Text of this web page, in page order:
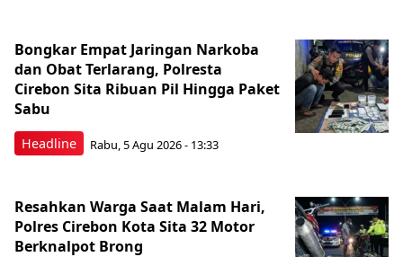
Headline
Bongkar Empat Jaringan Narkoba
dan Obat Terlarang, Polresta
Cirebon Sita Ribuan Pil Hingga Paket
Sabu
Rabu, 5 Agu 2026 - 13:33
Resahkan Warga Saat Malam Hari,
Polres Cirebon Kota Sita 32 Motor
Berknalpot Brong